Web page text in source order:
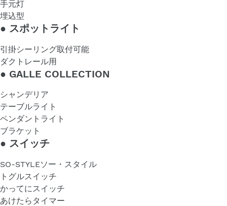
手元灯
埋込型
● スポットライト
引掛シーリング取付可能
ダクトレール用
● GALLE COLLECTION
シャンデリア
テーブルライト
ペンダントライト
ブラケット
● スイッチ
SO-STYLEソー・スタイル
トグルスイッチ
かってにスイッチ
あけたらタイマー